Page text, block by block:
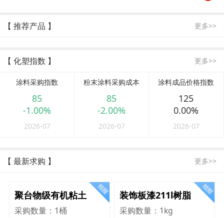
【 推荐产品 】 更多>>
【 化塑指数 】 更多>>
涂料采购指数
85
-1.00%
2026-07
粉末涂料采购成本
85
-2.00%
2026-07
涂料成品价格指数
125
0.00%
2026-07
【 最新求购 】 更多>>
聚台物级有机粘土
采购数量： 1桶
装饰板漆211l树脂
采购数量： 1kg